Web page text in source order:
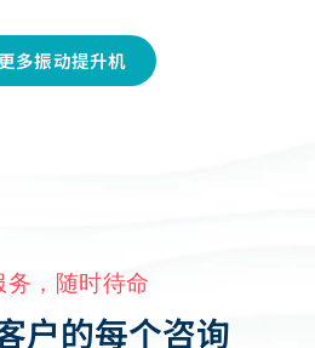
多振动提升机
务，随时待命
户的每个咨询